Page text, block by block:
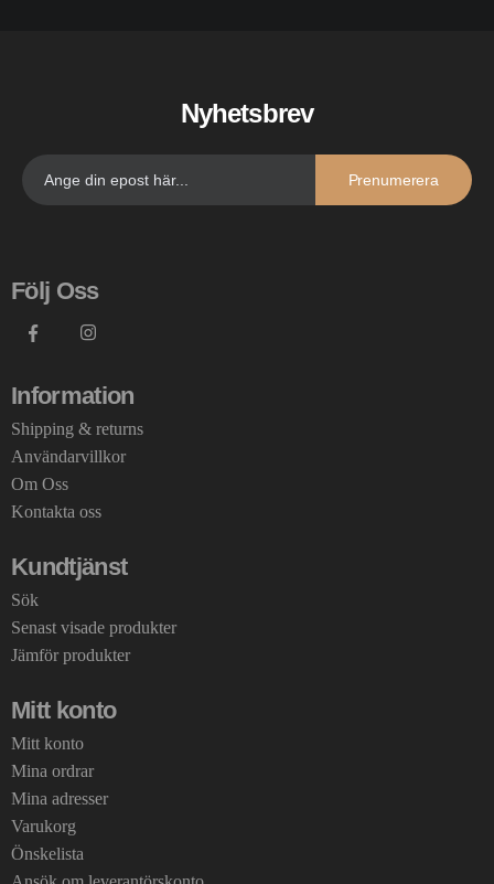
Nyhetsbrev
Prenumerera
Följ Oss
Information
Shipping & returns
Användarvillkor
Om Oss
Kontakta oss
Kundtjänst
Sök
Senast visade produkter
Jämför produkter
Mitt konto
Mitt konto
Mina ordrar
Mina adresser
Varukorg
Önskelista